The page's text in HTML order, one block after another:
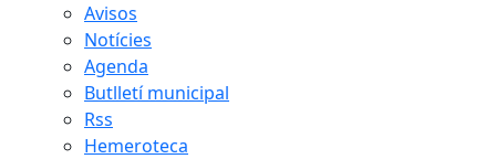
Avisos
Notícies
Agenda
Butlletí municipal
Rss
Hemeroteca